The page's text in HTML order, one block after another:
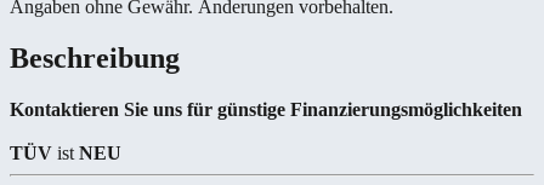
Angaben ohne Gewähr. Änderungen vorbehalten.
Beschreibung
Kontaktieren Sie uns für günstige Finanzierungsmöglichkeiten
TÜV ist NEU